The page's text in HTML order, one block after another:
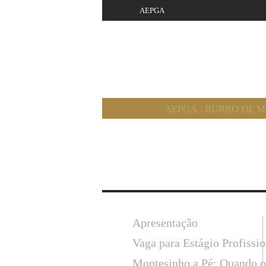
AEPGA
AEPGA / BURRO DE
Apresentação
Vaga para Estágio
Montesinho a Pé: Quando